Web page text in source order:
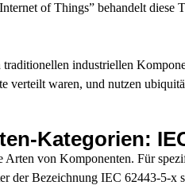
of Things” behandelt
industriellen
verteilt waren, und nutzen
Kategorien:
von Komponenten. Für
der Bezeichnung IEC 62443-5-x